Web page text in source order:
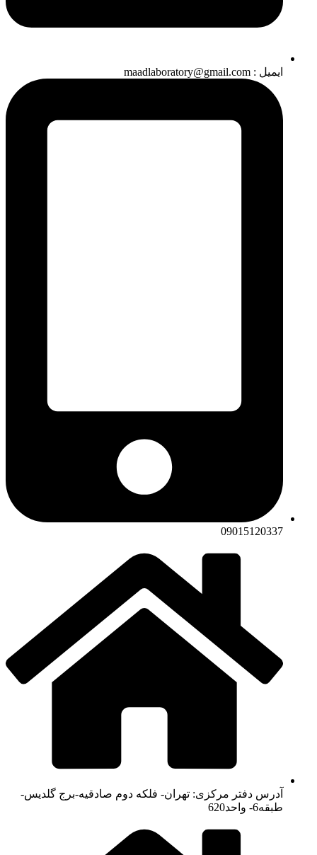
ایمیل : maadlaboratory@gmail.com
09015120337
آدرس دفتر مرکزی: تهران- فلکه دوم صادقیه-برج گلدیس-
طبقه6- واحد620